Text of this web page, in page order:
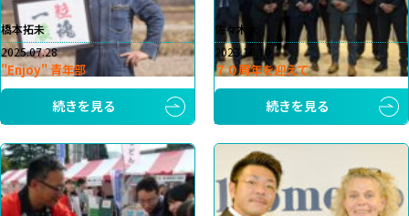
橋本拓未
2025.07.28
"Enjoy" 青年部
続きを見る
佐々木大
2023.10.10
７０周年を迎えて
続きを見る